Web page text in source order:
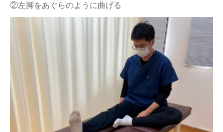
②左脚をあぐらのように曲げる